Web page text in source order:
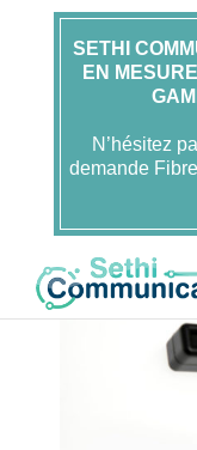
SETHI
EN
N’hésitez
demande
Accessoires